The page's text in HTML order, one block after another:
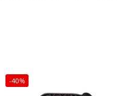
-40%